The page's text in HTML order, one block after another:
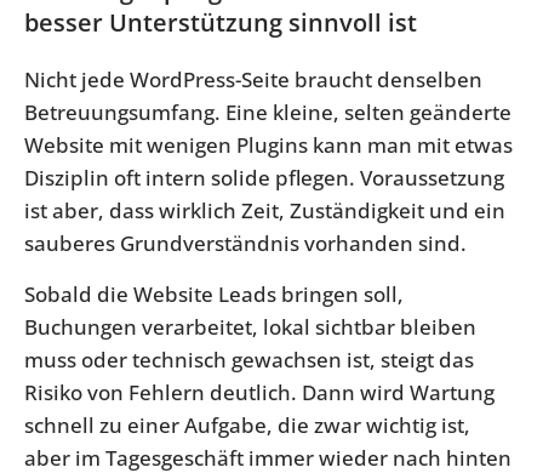
besser Unterstützung sinnvoll ist
Nicht jede WordPress-Seite braucht denselben
Betreuungsumfang. Eine kleine, selten geänderte
Website mit wenigen Plugins kann man mit etwas
Disziplin oft intern solide pflegen. Voraussetzung
ist aber, dass wirklich Zeit, Zuständigkeit und ein
sauberes Grundverständnis vorhanden sind.
Sobald die Website Leads bringen soll,
Buchungen verarbeitet, lokal sichtbar bleiben
muss oder technisch gewachsen ist, steigt das
Risiko von Fehlern deutlich. Dann wird Wartung
schnell zu einer Aufgabe, die zwar wichtig ist,
aber im Tagesgeschäft immer wieder nach hinten